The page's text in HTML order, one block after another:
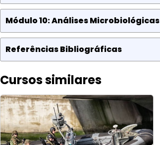
Módulo 10: Análises Microbiológicas
Referências Bibliográficas
Cursos similares